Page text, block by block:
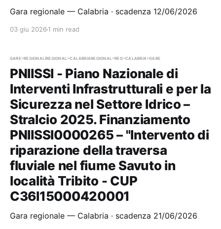
Gara regionale — Calabria · scadenza 12/06/2026
03 giu 2026 1 min read
gare-regionaliregional-calabriaregional-reg-calabria-gare
PNIISSI - Piano Nazionale di
Interventi Infrastrutturali e per la
Sicurezza nel Settore Idrico –
Stralcio 2025. Finanziamento
PNIISSI0000265 – "Intervento di
riparazione della traversa
fluviale nel fiume Savuto in
località Tribito - CUP
C36I15000420001
Gara regionale — Calabria · scadenza 21/06/2026